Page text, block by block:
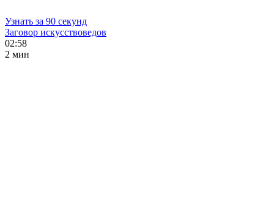
Узнать за 90 секунд
Заговор искусствоведов
02:58
2 мин